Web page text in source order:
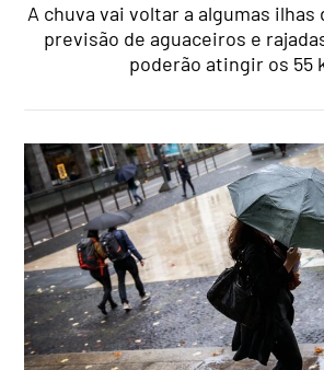
A chuva vai voltar a algumas ilhas
previsão de aguaceiros e
poderão atingir os 55